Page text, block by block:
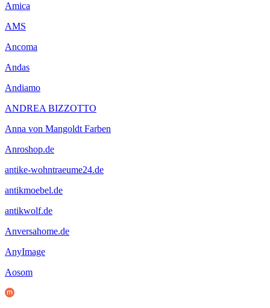
Amica
AMS
Ancoma
Andas
Andiamo
ANDREA BIZZOTTO
Anna von Mangoldt Farben
Anroshop.de
antike-wohntraeume24.de
antikmoebel.de
antikwolf.de
Anversahome.de
AnyImage
Aosom